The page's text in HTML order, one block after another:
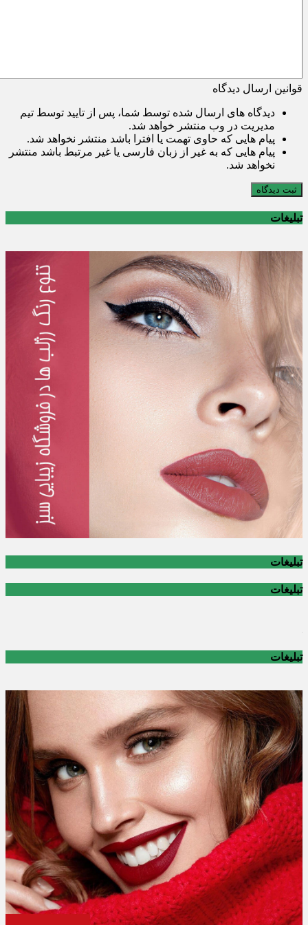
قوانین ارسال دیدگاه
دیدگاه های ارسال شده توسط شما، پس از تایید توسط تیم
مدیریت در وب منتشر خواهد شد.
پیام هایی که حاوی تهمت یا افترا باشد منتشر نخواهد شد.
پیام هایی که به غیر از زبان فارسی یا غیر مرتبط باشد منتشر
نخواهد شد.
ثبت دیدگاه
تبلیغات
تبلیغات
تبلیغات